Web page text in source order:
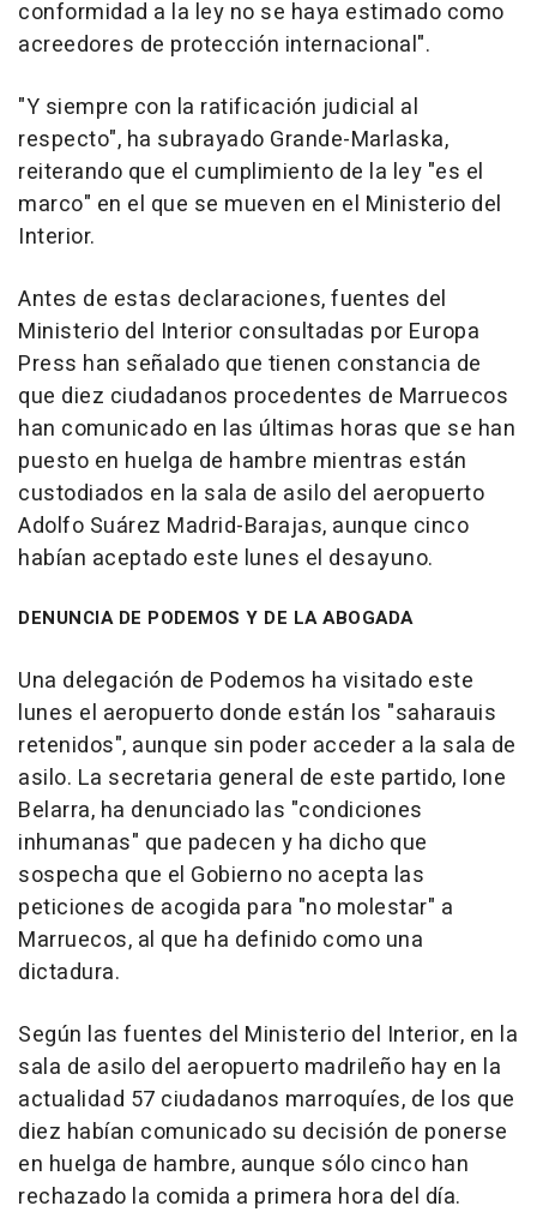
conformidad a la ley no se haya estimado como
acreedores de protección internacional".
"Y siempre con la ratificación judicial al
respecto", ha subrayado Grande-Marlaska,
reiterando que el cumplimiento de la ley "es el
marco" en el que se mueven en el Ministerio del
Interior.
Antes de estas declaraciones, fuentes del
Ministerio del Interior consultadas por Europa
Press han señalado que tienen constancia de
que diez ciudadanos procedentes de Marruecos
han comunicado en las últimas horas que se han
puesto en huelga de hambre mientras están
custodiados en la sala de asilo del aeropuerto
Adolfo Suárez Madrid-Barajas, aunque cinco
habían aceptado este lunes el desayuno.
DENUNCIA DE PODEMOS Y DE LA ABOGADA
Una delegación de Podemos ha visitado este
lunes el aeropuerto donde están los "saharauis
retenidos", aunque sin poder acceder a la sala de
asilo. La secretaria general de este partido, Ione
Belarra, ha denunciado las "condiciones
inhumanas" que padecen y ha dicho que
sospecha que el Gobierno no acepta las
peticiones de acogida para "no molestar" a
Marruecos, al que ha definido como una
dictadura.
Según las fuentes del Ministerio del Interior, en la
sala de asilo del aeropuerto madrileño hay en la
actualidad 57 ciudadanos marroquíes, de los que
diez habían comunicado su decisión de ponerse
en huelga de hambre, aunque sólo cinco han
rechazado la comida a primera hora del día.